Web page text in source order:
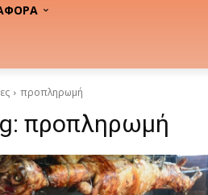
προπληρωμή
προπληρωμή